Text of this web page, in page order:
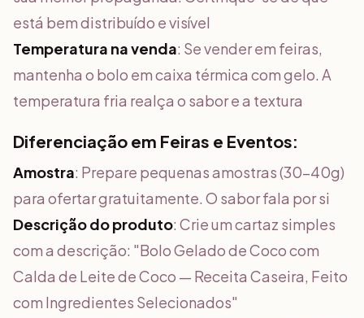
está bem distribuído e visível
Temperatura na venda: Se vender em feiras,
mantenha o bolo em caixa térmica com gelo. A
temperatura fria realça o sabor e a textura
Diferenciação em Feiras e Eventos:
Amostra: Prepare pequenas amostras (30-40g)
para ofertar gratuitamente. O sabor fala por si
Descrição do produto: Crie um cartaz simples
com a descrição: "Bolo Gelado de Coco com
Calda de Leite de Coco — Receita Caseira, Feito
com Ingredientes Selecionados"